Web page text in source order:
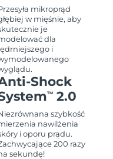
mikroprąd
w mięśnie, aby
je
dla
i
Shock
TM 2.0
szybkość
nawilżenia
i oporu prądu.
200 razy
sekundę!